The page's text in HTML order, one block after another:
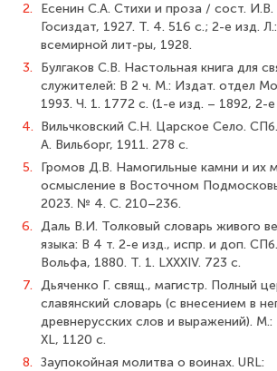
2.
Есенин С.А. Стихи и проза / сост.
Госиздат, 1927. Т. 4. 516 с.; 2-е изд.
всемирной лит-ры, 1928.
3.
Булгаков С.В. Настольная книга для
служителей: В 2 ч. М.: Издат. отдел
1993. Ч. 1. 1772 с. (1-е изд. – 1892, 2-
4. Вильчковский С.Н. Царское Село.
А. Вильборг, 1911. 278 с.
5.
Громов Д.В. Намогильные камни и их
осмысление в Восточном
2023. № 4. С. 210–236.
6. Даль В.И. Толковый словарь живого
языка: В 4 т. 2-е изд., испр. и доп.
Вольфа, 1880. Т. 1. LXXXIV. 723 с.
7. Дьяченко Г. свящ., магистр. Полный
славянский словарь (с внесением в
древнерусских слов и выражений).
XL, 1120 с.
8. Заупокойная молитва о воинах. URL: